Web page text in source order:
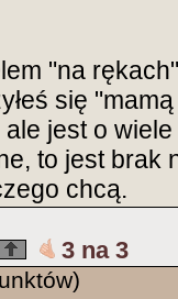
"na
się
ale jest o
to jest brak
chcą.
3 na 3